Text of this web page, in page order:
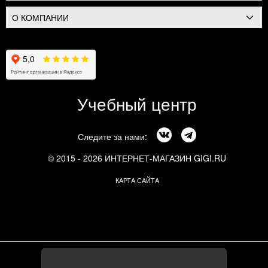
О КОМПАНИИ
Учебный центр
Следите за нами:
© 2015 - 2026 ИНТЕРНЕТ-МАГАЗИН GIGI.RU
КАРТА САЙТА